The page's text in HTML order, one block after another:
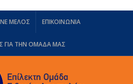
ΜΕΛΟΣ ΕΠΙΚΟΙΝΩΝΙΑ
ΓΙΑ ΤΗΝ ΟΜΆΔΑ ΜΑΣ